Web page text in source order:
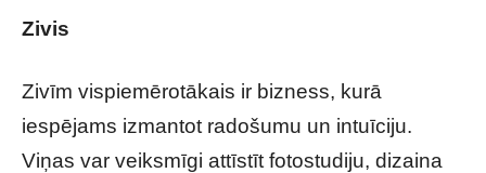
Zivis
Zivīm vispiemērotākais ir bizness, kurā
iespējams izmantot radošumu un intuīciju.
Viņas var veiksmīgi attīstīt fotostudiju, dizaina